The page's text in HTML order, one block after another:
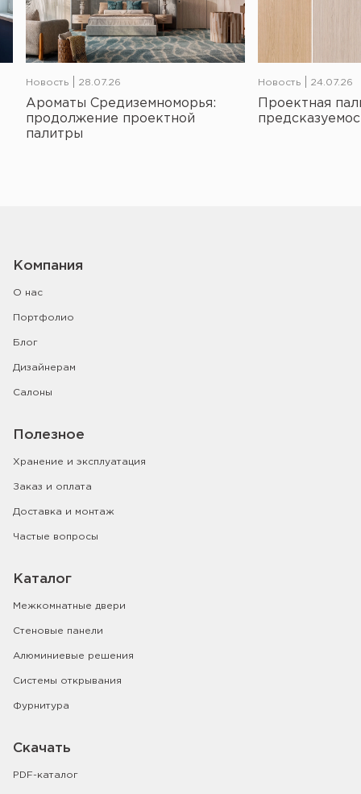
Новость 28.07.26
Ароматы Средиземноморья:
продолжение проектной
палитры
Новость 24.07.26
Проектная
Компания
О нас
Портфолио
Блог
Дизайнерам
Салоны
Полезное
Хранение и эксплуатация
Заказ и оплата
Доставка и монтаж
Частые вопросы
Каталог
Межкомнатные двери
Стеновые панели
Алюминиевые решения
Системы открывания
Фурнитура
Скачать
PDF-каталог